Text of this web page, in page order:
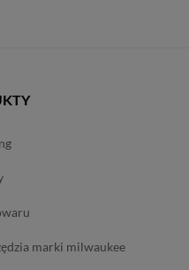
marki milwaukee